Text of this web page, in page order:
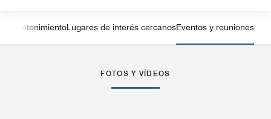
Flecha izquierda
entretenimientoLugares de interés cercanosEventos y reuniones
FOTOS Y VÍDEOS